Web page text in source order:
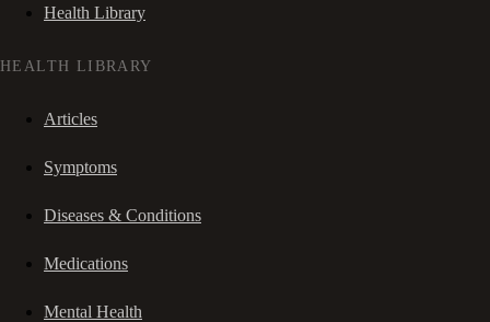
Health Library
HEALTH LIBRARY
Articles
Symptoms
Diseases & Conditions
Medications
Mental Health